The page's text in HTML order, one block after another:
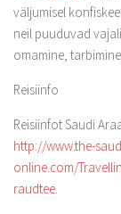
väljumisel
neil puuduvad
omamine,
Reisiinfo
Reisiinfot Saudi
http://www.the-
online.com/
raudtee.